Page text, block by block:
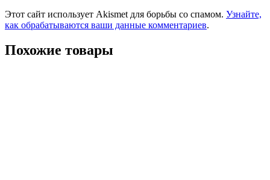
Этот сайт использует Akismet для борьбы со спамом. Узнайте,
как обрабатываются ваши данные комментариев.
Похожие товары